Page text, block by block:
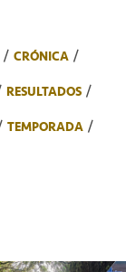
CRÓNICA
RESULTADOS
TEMPORADA